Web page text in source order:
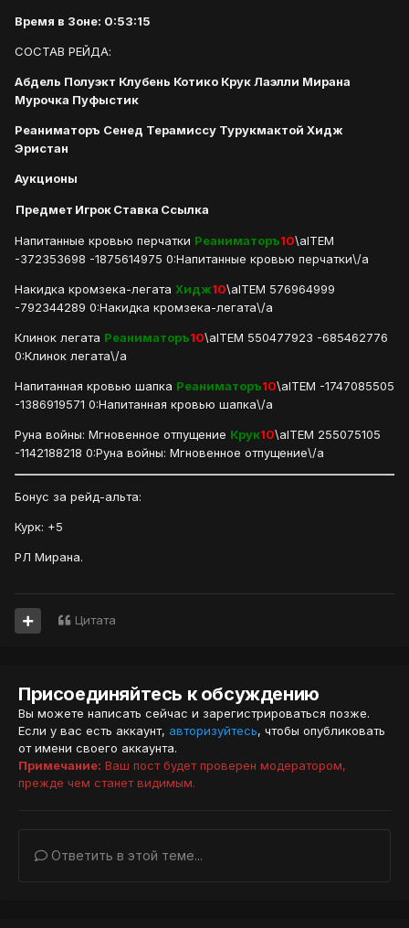
Время в Зоне: 0:53:15
СОСТАВ РЕЙДА:
Абдель Полуэкт Клубень Котико Крук Лаэлли Мирана
Мурочка Пуфыстик
Реаниматоръ Сенед Терамиссу Турукмактой Хидж
Эристан
Аукционы
Предмет ИгрокСтавка Ссылка
Напитанные кровью перчатки Реаниматоръ10\aITEM
-372353698 -1875614975 0:Напитанные кровью перчатки\/a
Накидка кромзека-легата Хидж10\aITEM 576964999
-792344289 0:Накидка кромзека-легата\/a
Клинок легата Реаниматоръ10\aITEM 550477923 -685462776
0:Клинок легата\/a
Напитанная кровью шапка Реаниматоръ10\aITEM -1747085505
-1386919571 0:Напитанная кровью шапка\/a
Руна войны: Мгновенное отпущение Крук10\aITEM 255075105
-1142188218 0:Руна войны: Мгновенное отпущение\/a
Бонус за рейд-альта:
Курк: +5
РЛ Мирана.
Цитата
Присоединяйтесь к обсуждению
Вы можете написать сейчас и зарегистрироваться позже.
Если у вас есть аккаунт, авторизуйтесь, чтобы опубликовать
от имени своего аккаунта.
Примечание: Ваш пост будет проверен модератором,
прежде чем станет видимым.
Ответить в этой теме...